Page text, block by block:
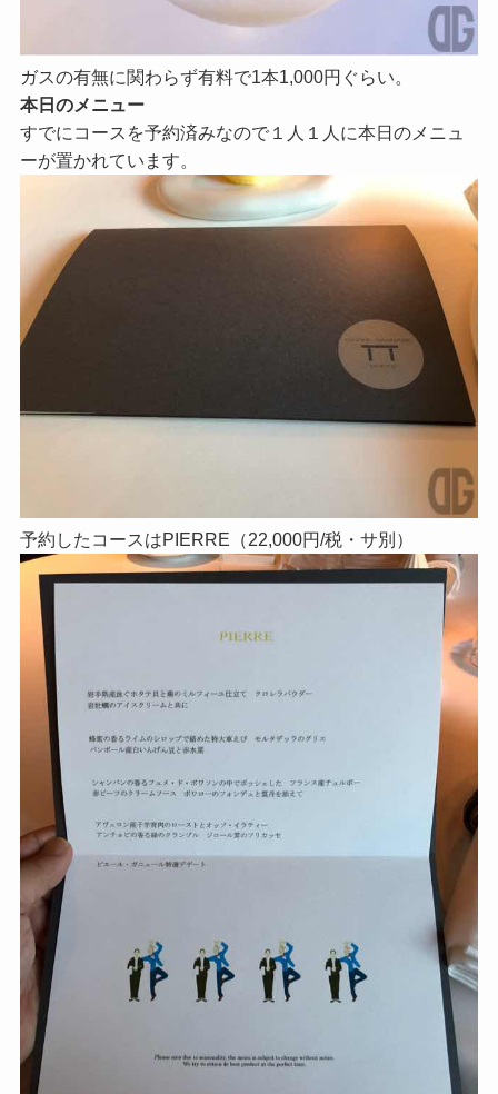
ガスの有無に関わらず有料で1本1,000円ぐらい。
本日のメニュー
すでにコースを予約済みなので１人１人に本日のメニュ
ーが置かれています。
予約したコースはPIERRE（22,000円/税・サ別）